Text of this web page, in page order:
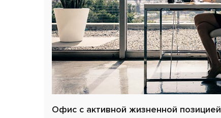
Офис с активной жизненной позицией